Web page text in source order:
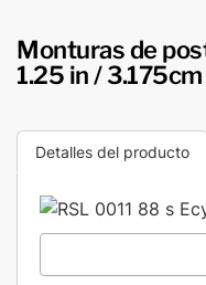
Monturas de
1.25 in / 3.175cm
Detalles del producto